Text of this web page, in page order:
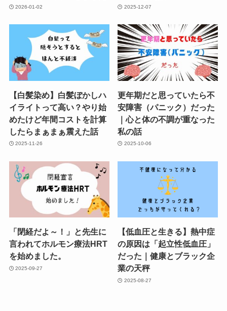
2026-01-02 2025-12-07
【白髪染め】白髪ぼかしハ
イライトって高い？やり始
めたけど年間コストを計算
したらまぁまぁ震えた話
2025-11-26
更年期だと思っていたら不
安障害（パニック）だった
｜心と体の不調が重なった
私の話
2025-10-06
「閉経だよ～！」と先生に
言われてホルモン療法HRT
を始めました。
2025-09-27
【低血圧と生きる】熱中症
の原因は「起立性低血圧」
だった｜健康とブラック企
業の天秤
2025-08-27